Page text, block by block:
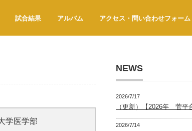
試合結果 アルバム アクセス・問い合わせフォーム
学医学部
NEWS
2026/7/17
（更新）【2026年 菅平
2026/7/14